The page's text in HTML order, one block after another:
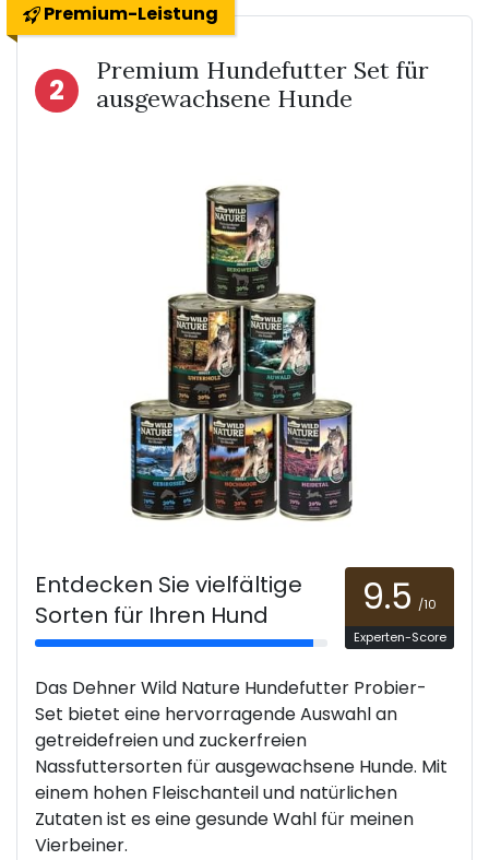
Premium-Leistung
2
Premium Hundefutter Set für
ausgewachsene Hunde
Entdecken Sie vielfältige
Sorten für Ihren Hund
9.5 /10
Experten-Score
Das Dehner Wild Nature Hundefutter Probier-
Set bietet eine hervorragende Auswahl an
getreidefreien und zuckerfreien
Nassfuttersorten für ausgewachsene Hunde. Mit
einem hohen Fleischanteil und natürlichen
Zutaten ist es eine gesunde Wahl für meinen
Vierbeiner.